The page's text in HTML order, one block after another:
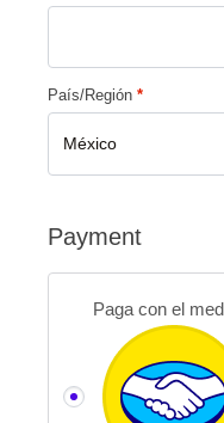
País/Región *
México
Payment
Paga con el